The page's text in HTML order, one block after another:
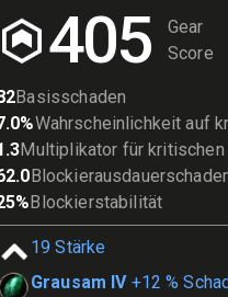
405
Gear
Score
Basisschaden
%Wahrscheinlichkeit auf
Multiplikator für kritischen
%Blockierstabilität
19 Stärke
Grausam IV +12 %